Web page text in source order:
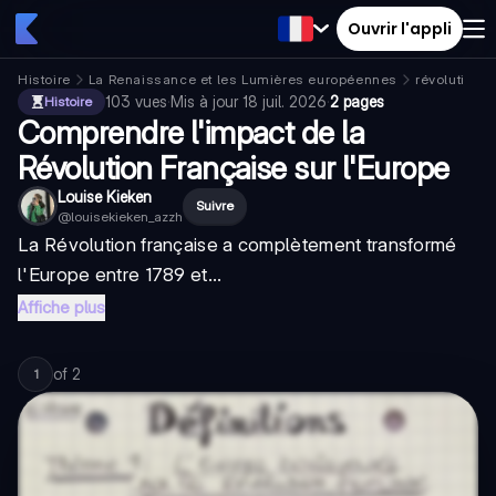
Ouvrir l'appli
Histoire La Renaissance et les Lumières européennes
révolution
Histoire
103 vues·Mis à jour18 juil. 2026·2 pages
Comprendre l'impact de la
Révolution Française sur l'Europe
Louise Kieken
@louisekieken_azzh
Suivre
La Révolution française a complètement transformé
l'Europe entre 1789 et...
Affiche plus
1 of 2